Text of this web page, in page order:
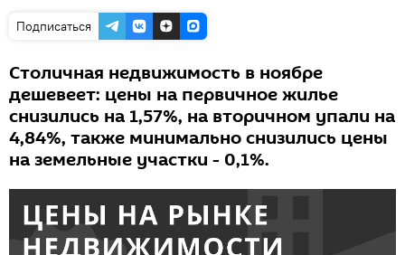
Подписаться
Столичная недвижимость в ноябре
дешевеет: цены на первичное жилье
снизились на 1,57%, на вторичном упали на
4,84%, также минимально снизились цены
на земельные участки - 0,1%.